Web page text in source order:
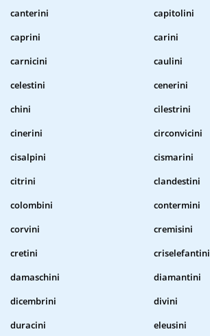
canterini
capitolini
caprini
carini
carnicini
caulini
celestini
cenerini
chini
cilestrini
cinerini
circonvicini
cisalpini
cismarini
citrini
clandestini
colombini
contermini
corvini
cremisini
cretini
criselefantini
damaschini
diamantini
dicembrini
divini
duracini
eleusini